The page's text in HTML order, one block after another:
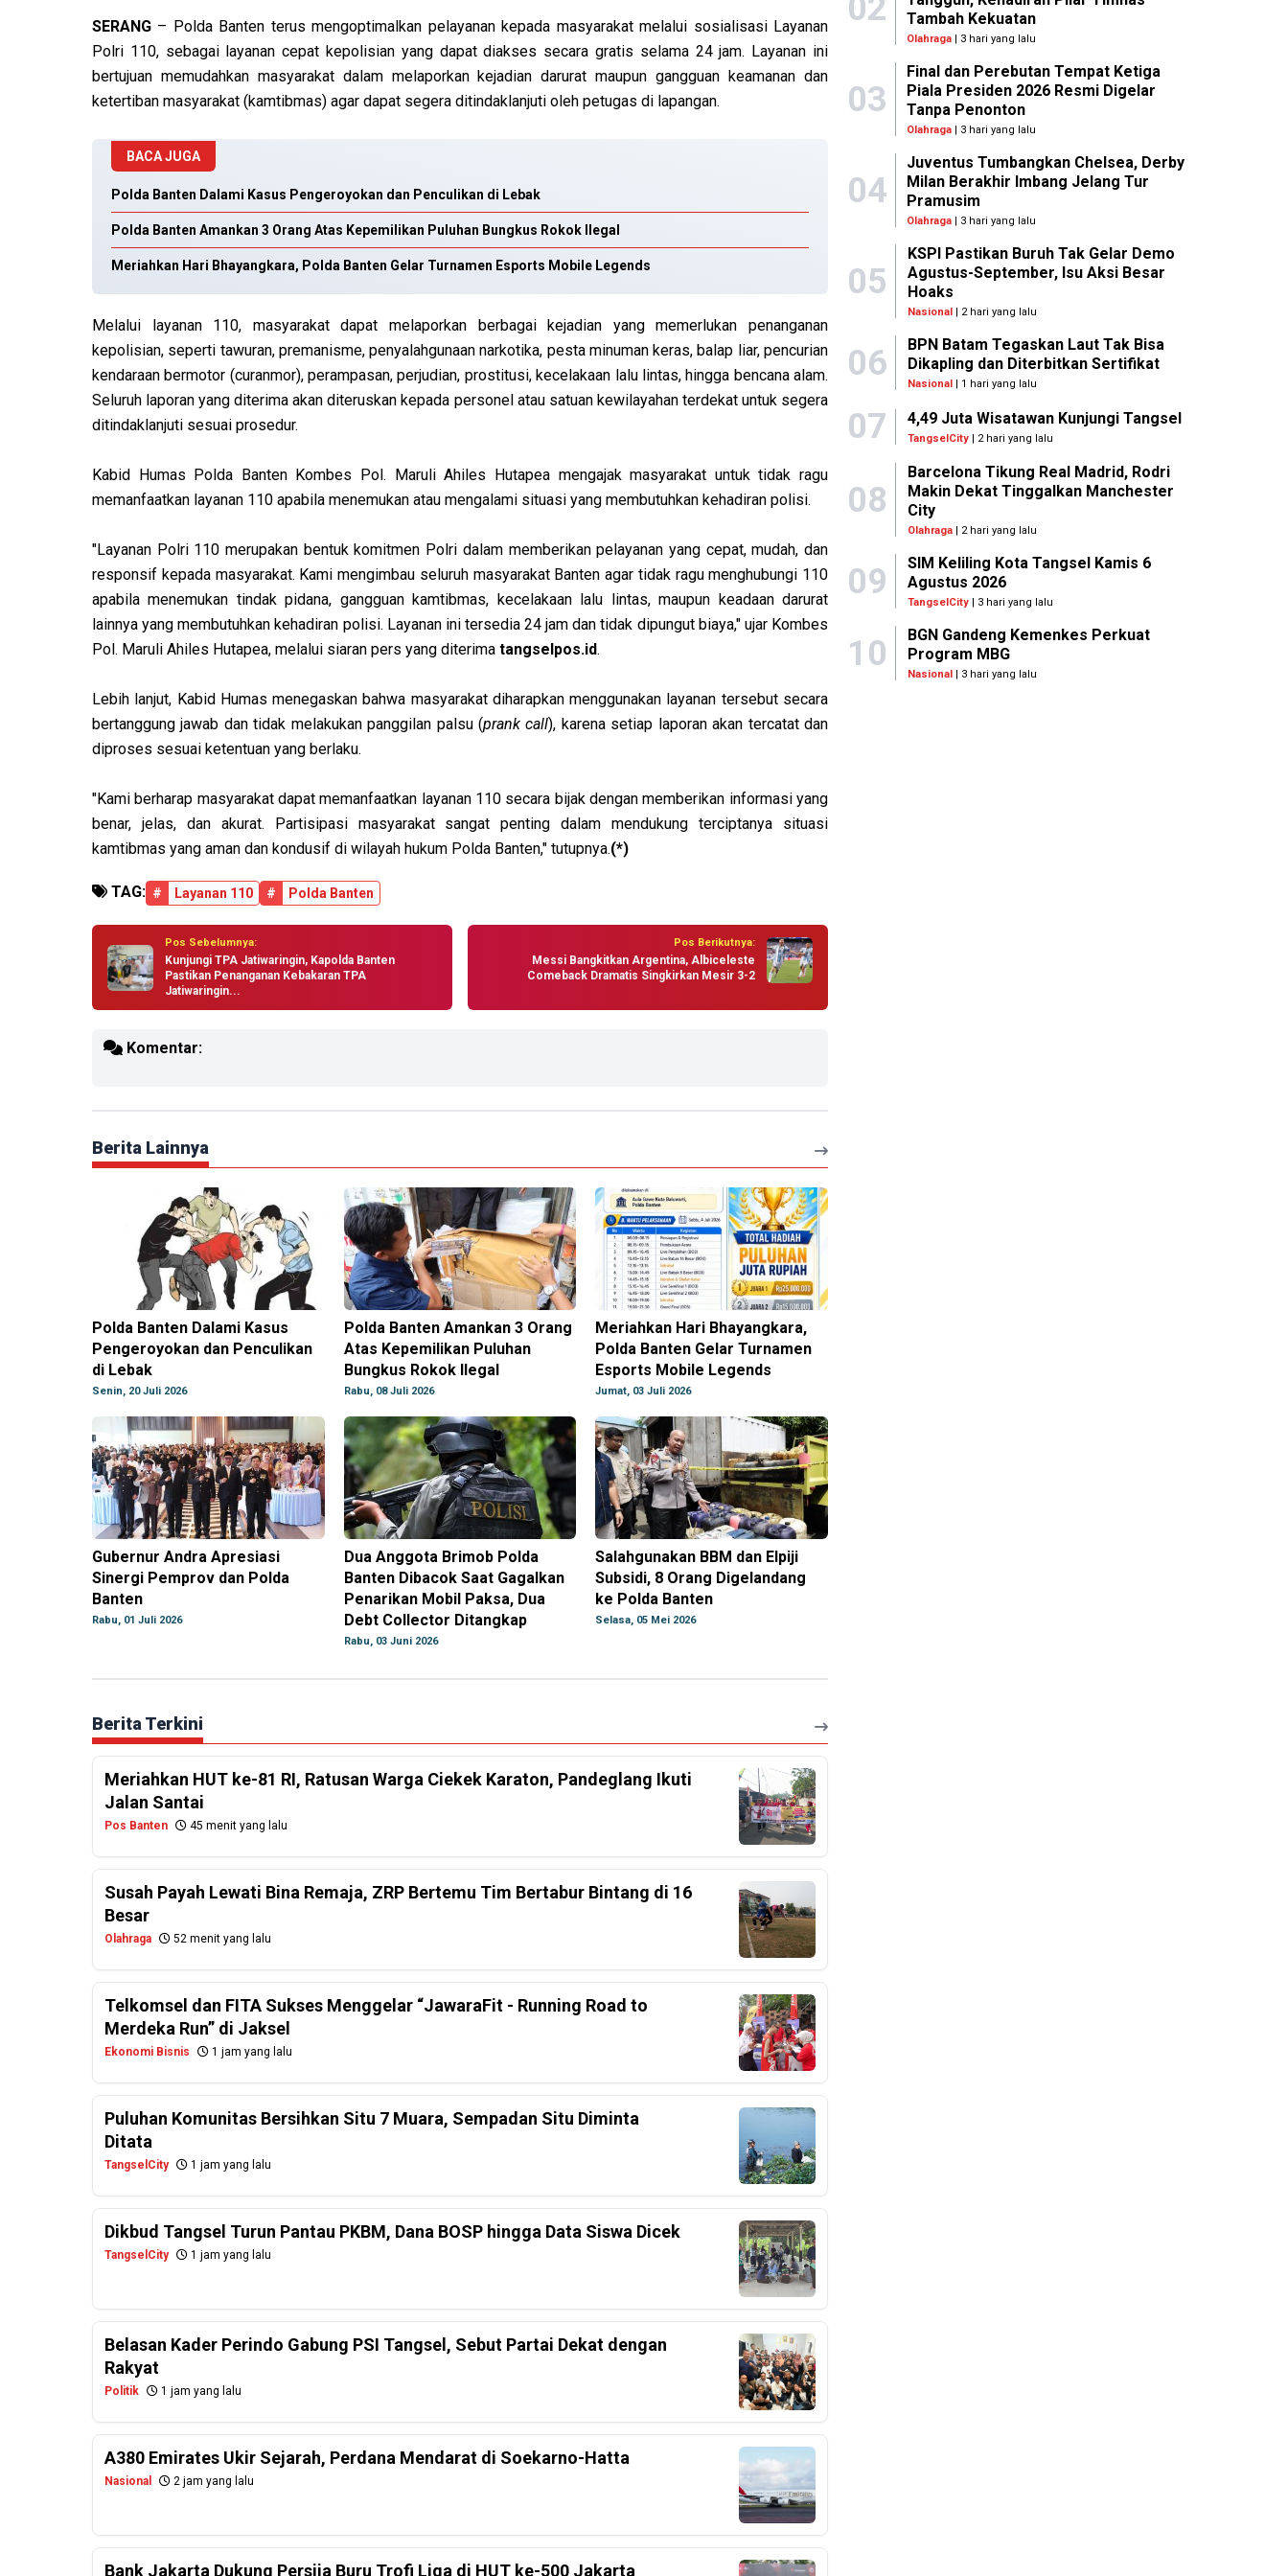
SERANG – Polda Banten terus mengoptimalkan pelayanan kepada masyarakat melalui sosialisasi Layanan
Polri 110, sebagai layanan cepat kepolisian yang dapat diakses secara gratis selama 24 jam. Layanan ini
bertujuan memudahkan masyarakat dalam melaporkan kejadian darurat maupun gangguan keamanan dan
ketertiban masyarakat (kamtibmas) agar dapat segera ditindaklanjuti oleh petugas di lapangan.
BACA JUGA
Polda Banten Dalami Kasus Pengeroyokan dan Penculikan di Lebak
Polda Banten Amankan 3 Orang Atas Kepemilikan Puluhan Bungkus Rokok Ilegal
Meriahkan Hari Bhayangkara, Polda Banten Gelar Turnamen Esports Mobile Legends
Melalui layanan 110, masyarakat dapat melaporkan berbagai kejadian yang memerlukan penanganan
kepolisian, seperti tawuran, premanisme, penyalahgunaan narkotika, pesta minuman keras, balap liar, pencurian
kendaraan bermotor (curanmor), perampasan, perjudian, prostitusi, kecelakaan lalu lintas, hingga bencana alam.
Seluruh laporan yang diterima akan diteruskan kepada personel atau satuan kewilayahan terdekat untuk segera
ditindaklanjuti sesuai prosedur.
Kabid Humas Polda Banten Kombes Pol. Maruli Ahiles Hutapea mengajak masyarakat untuk tidak ragu
memanfaatkan layanan 110 apabila menemukan atau mengalami situasi yang membutuhkan kehadiran polisi.
"Layanan Polri 110 merupakan bentuk komitmen Polri dalam memberikan pelayanan yang cepat, mudah, dan
responsif kepada masyarakat. Kami mengimbau seluruh masyarakat Banten agar tidak ragu menghubungi 110
apabila menemukan tindak pidana, gangguan kamtibmas, kecelakaan lalu lintas, maupun keadaan darurat
lainnya yang membutuhkan kehadiran polisi. Layanan ini tersedia 24 jam dan tidak dipungut biaya," ujar Kombes
Pol. Maruli Ahiles Hutapea, melalui siaran pers yang diterima tangselpos.id.
Lebih lanjut, Kabid Humas menegaskan bahwa masyarakat diharapkan menggunakan layanan tersebut secara
bertanggung jawab dan tidak melakukan panggilan palsu (prank call), karena setiap laporan akan tercatat dan
diproses sesuai ketentuan yang berlaku.
"Kami berharap masyarakat dapat memanfaatkan layanan 110 secara bijak dengan memberikan informasi yang
benar, jelas, dan akurat. Partisipasi masyarakat sangat penting dalam mendukung terciptanya situasi
kamtibmas yang aman dan kondusif di wilayah hukum Polda Banten," tutupnya.(*)
TAG: # Layanan 110 # Polda Banten
Pos Sebelumnya:
Kunjungi TPA Jatiwaringin, Kapolda Banten
Pastikan Penanganan Kebakaran TPA
Jatiwaringin...
Pos Berikutnya:
Messi Bangkitkan Argentina, Albiceleste
Comeback Dramatis Singkirkan Mesir 3-2
Komentar:
Berita Lainnya
Polda Banten Dalami Kasus
Pengeroyokan dan Penculikan
di Lebak
Senin, 20 Juli 2026
Polda Banten Amankan 3 Orang
Atas Kepemilikan Puluhan
Bungkus Rokok Ilegal
Rabu, 08 Juli 2026
Meriahkan Hari Bhayangkara,
Polda Banten Gelar Turnamen
Esports Mobile Legends
Jumat, 03 Juli 2026
Gubernur Andra Apresiasi
Sinergi Pemprov dan Polda
Banten
Rabu, 01 Juli 2026
Dua Anggota Brimob Polda
Banten Dibacok Saat Gagalkan
Penarikan Mobil Paksa, Dua
Debt Collector Ditangkap
Rabu, 03 Juni 2026
Salahgunakan BBM dan Elpiji
Subsidi, 8 Orang Digelandang
ke Polda Banten
Selasa, 05 Mei 2026
Berita Terkini
Meriahkan HUT ke-81 RI, Ratusan Warga Ciekek Karaton, Pandeglang Ikuti
Jalan Santai
Pos Banten 45 menit yang lalu
Susah Payah Lewati Bina Remaja, ZRP Bertemu Tim Bertabur Bintang di 16
Besar
Olahraga 52 menit yang lalu
Telkomsel dan FITA Sukses Menggelar “JawaraFit - Running Road to
Merdeka Run” di Jaksel
Ekonomi Bisnis 1 jam yang lalu
Puluhan Komunitas Bersihkan Situ 7 Muara, Sempadan Situ Diminta
Ditata
TangselCity 1 jam yang lalu
Dikbud Tangsel Turun Pantau PKBM, Dana BOSP hingga Data Siswa Dicek
TangselCity 1 jam yang lalu
Belasan Kader Perindo Gabung PSI Tangsel, Sebut Partai Dekat dengan
Rakyat
Politik 1 jam yang lalu
A380 Emirates Ukir Sejarah, Perdana Mendarat di Soekarno-Hatta
Nasional 2 jam yang lalu
Bank Jakarta Dukung Persija Buru Trofi Liga di HUT ke-500 Jakarta
02
Tambah Kekuatan
Olahraga | 3 hari yang lalu
03
Final dan Perebutan Tempat Ketiga
Piala Presiden 2026 Resmi Digelar
Tanpa Penonton
Olahraga | 3 hari yang lalu
04
Juventus Tumbangkan Chelsea, Derby
Milan Berakhir Imbang Jelang Tur
Pramusim
Olahraga | 3 hari yang lalu
05
KSPI Pastikan Buruh Tak Gelar Demo
Agustus-September, Isu Aksi Besar
Hoaks
Nasional | 2 hari yang lalu
06
BPN Batam Tegaskan Laut Tak Bisa
Dikapling dan Diterbitkan Sertifikat
Nasional | 1 hari yang lalu
07 4,49 Juta Wisatawan Kunjungi Tangsel
TangselCity | 2 hari yang lalu
08
Barcelona Tikung Real Madrid, Rodri
Makin Dekat Tinggalkan Manchester
City
Olahraga| 2 hari yang lalu
09
SIM Keliling Kota Tangsel Kamis 6
Agustus 2026
TangselCity| 3 hari yang lalu
10
BGN Gandeng Kemenkes Perkuat
Program MBG
Nasional | 3 hari yang lalu